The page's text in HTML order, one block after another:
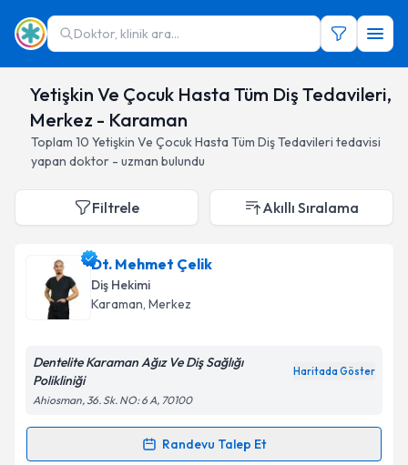
Doktor, klinik ara...
Yetişkin Ve Çocuk Hasta Tüm Diş Tedavileri,
Merkez - Karaman
Toplam 10 Yetişkin Ve Çocuk Hasta Tüm Diş Tedavileri tedavisi
yapan doktor - uzman bulundu
Filtrele Akıllı Sıralama
Dt. Mehmet Çelik
Diş Hekimi
Karaman, Merkez
Dentelite Karaman Ağız Ve Diş Sağlığı
Polikliniği
Haritada Göster
Ahiosman, 36. Sk. NO: 6 A, 70100
Randevu Talep Et
Randevu Takvimi Talebi